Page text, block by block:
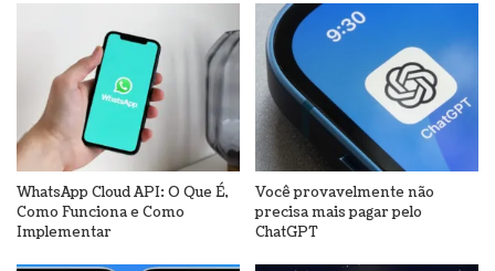
WhatsApp Cloud API: O Que É,
Como Funciona e Como
Implementar
Você provavelmente não
precisa mais pagar pelo
ChatGPT